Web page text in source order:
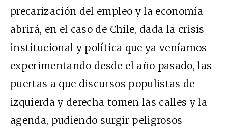
precarización del empleo y la economía
abrirá, en el caso de Chile, dada la crisis
institucional y política que ya veníamos
experimentando desde el año pasado, las
puertas a que discursos populistas de
izquierda y derecha tomen las calles y la
agenda, pudiendo surgir peligrosos